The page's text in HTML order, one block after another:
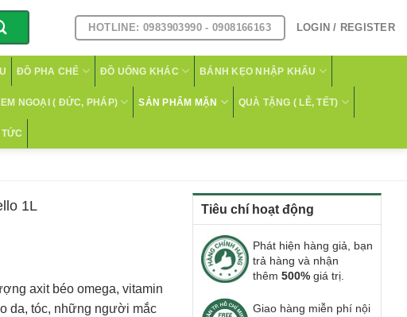
HOTLINE: 0983903990 - 0908166163 LOGIN / REGISTER
ĐỒ PHA CHẾ ĐỒ UỐNG KHÁC BÁNH KẸO NHẬP KHẨU
NGOẠI ( ĐỨC, PHÁP) SẢN PHẨM MẶN QUÀ TẶNG ( LỄ, TẾT)
Tiêu chí hoạt động
Phát hiện hàng giả, bạn
trả hàng và nhận
thêm 500% giá trị.
Giao hàng miễn phí nội
1L
axit béo omega, vitamin
da, tóc, những người mắc